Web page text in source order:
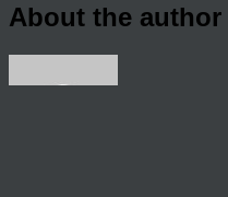
About the author